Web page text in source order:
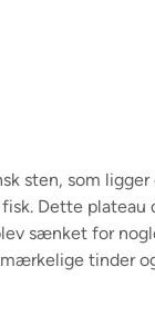
sten, som
Dette
sænket for
tinder